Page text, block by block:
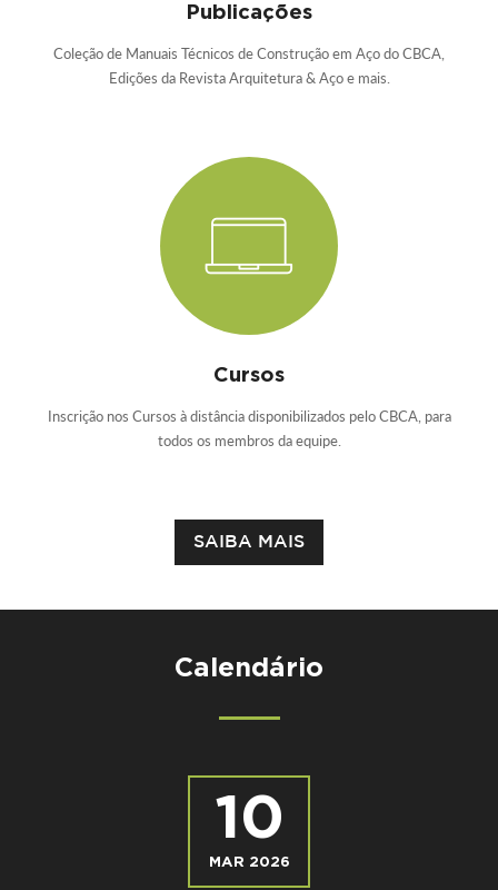
Publicações
Coleção de Manuais Técnicos de Construção em Aço do CBCA,
Edições da Revista Arquitetura & Aço e mais.
Cursos
Inscrição nos Cursos à distância disponibilizados pelo CBCA, para
todos os membros da equipe.
SAIBA MAIS
Calendário
10
MAR 2026